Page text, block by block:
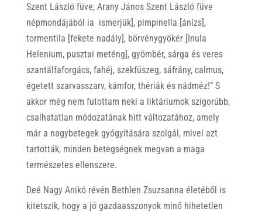
Szent László füve, Arany János Szent László füve
népmondájából ia ismerjük], pimpinella [ánizs],
tormentila [fekete nadály], börvénygyökér [Inula
Helenium, pusztai meténg], gyömbér, sárga és veres
szantálfaforgács, fahéj, szekfűszeg, sáfrány, calmus,
égetett szarvasszarv, kámfor, thériák és nádméz!” S
akkor még nem futottam neki a liktáriumok szigorúbb,
csalhatatlan módozatának hitt változatához, amely
már a nagybetegek gyógyítására szolgál, mivel azt
tartották, minden betegségnek megvan a maga
természetes ellenszere.
Deé Nagy Anikó révén Bethlen Zsuzsanna életéből is
kitetszik, hogy a jó gazdaasszonyok minő hihetetlen